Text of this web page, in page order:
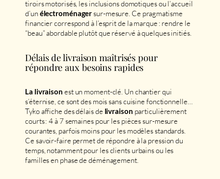
tiroirs motorisés, les inclusions domotiques ou l’accueil
d’un électroménagersur-mesure. Ce pragmatisme
financier correspond à l’esprit de la marque : rendre le
“beau” abordable plutôt que réservé à quelques initiés.
Délais de livraison maîtrisés pour
répondre aux besoins rapides
La livraison est un moment-clé. Un chantier qui
s’éternise, ce sont des mois sans cuisine fonctionnelle…
Tyko affiche des délais de livraison particulièrement
courts : 4 à 7 semaines pour les pièces sur-mesure
courantes, parfois moins pour les modèles standards.
Ce savoir-faire permet de répondre à la pression du
temps, notamment pour les clients urbains ou les
familles en phase de déménagement.